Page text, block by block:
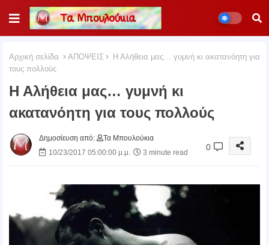
Αρχική σελίδα ΑΠΟΨΕΙΣ
Η Αλήθεια μας… γυμνή κι ακατανόητη για
τους πολλούς
Η Αλήθεια μας… γυμνή κι
ακατανόητη για τους πολλούς
Δημοσίευση από:
Τα Μπουλούκια
10/23/2017 05:00:00 μ.μ.
3 minute read
0